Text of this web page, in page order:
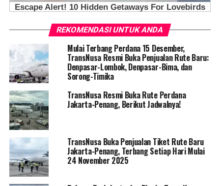
REKOMENDASI UNTUK ANDA
Mulai Terbang Perdana 15 Desember,
TransNusa Resmi Buka Penjualan Rute Baru:
Denpasar-Lombok, Denpasar-Bima, dan
Sorong-Timika
TransNusa Resmi Buka Rute Perdana
Jakarta-Penang, Berikut Jadwalnya!
TransNusa Buka Penjualan Tiket Rute Baru
Jakarta-Penang, Terbang Setiap Hari Mulai
24 November 2025